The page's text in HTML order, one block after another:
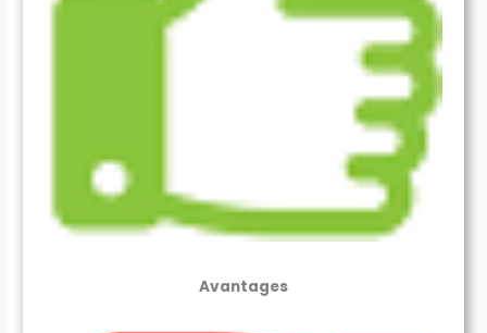
Avantages